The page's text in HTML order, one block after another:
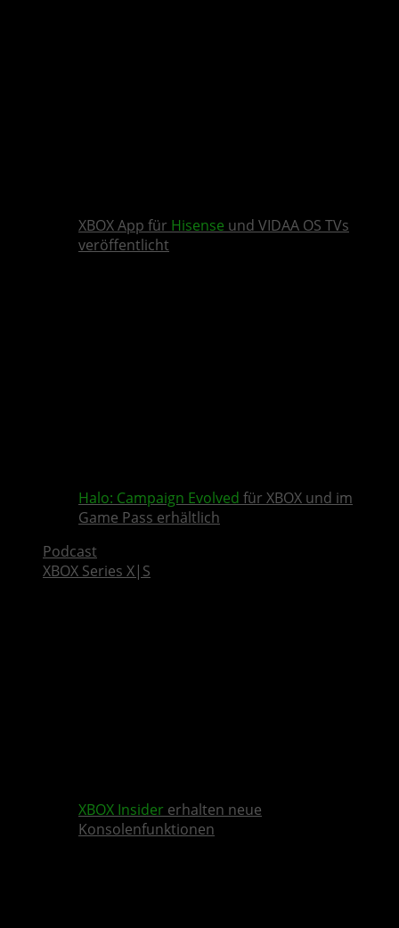
XBOX App für Hisense und VIDAA OS TVs
veröffentlicht
Halo: Campaign Evolved für XBOX und im
Game Pass erhältlich
Podcast
XBOX Series X|S
XBOX Insider erhalten neue
Konsolenfunktionen